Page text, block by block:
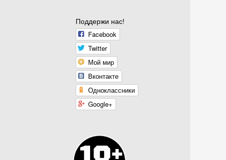
Поддержи нас!
Facebook
Twitter
Мой мир
Вконтакте
Одноклассники
Google+